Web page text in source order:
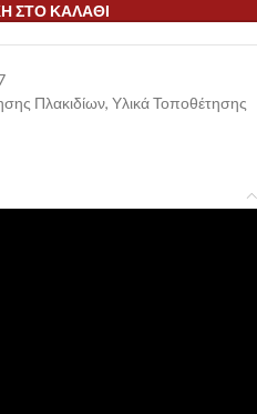
ΣΤΟ ΚΑΛΆΘΙ
Πλακιδίων, Υλικά Τοποθέτησης